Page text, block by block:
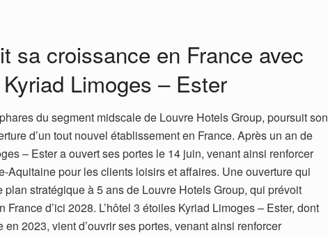
sa croissance en France avec
Kyriad Limoges – Ester
du segment midscale de Louvre Hotels Group, poursuit son
d’un tout nouvel établissement en France. Après un an de
– Ester a ouvert ses portes le 14 juin, venant ainsi renforcer
Aquitaine pour les clients loisirs et affaires. Une ouverture qui
plan stratégique à 5 ans de Louvre Hotels Group, qui prévoit
France d’ici 2028. L’hôtel 3 étoiles Kyriad Limoges – Ester, dont
2023, vient d’ouvrir ses portes, venant ainsi renforcer